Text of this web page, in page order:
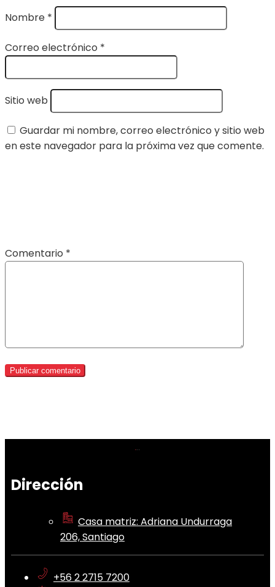
Nombre *
Correo electrónico *
Sitio web
Guardar mi nombre, correo electrónico y sitio web
en este navegador para la próxima vez que comente.
Comentario *
Dirección
Casa matriz: Adriana Undurraga
206, Santiago
+56 2 2715 7200